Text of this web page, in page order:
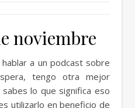
noviembre
a un podcast sobre
tengo otra mejor
lo que significa eso
utilizarlo en beneficio de